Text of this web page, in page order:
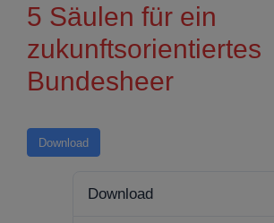
5 Säulen für ein
zukunftsorientiertes
Bundesheer
Download
Download